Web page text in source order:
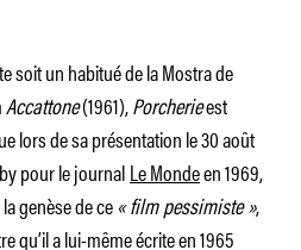
soit un habitué de la Mostra de
Accattone(1961),Porcherieest
lors de sa présentation le 30 août
pour le journalLe Mondeen 1969,
genèse de ce« film pessimiste »,
qu’il a lui-même écrite en 1965